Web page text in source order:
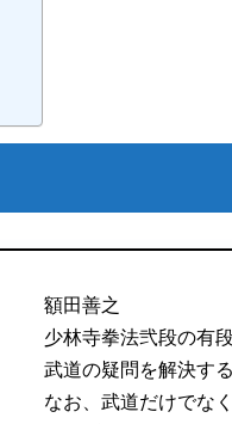
額田善之
少林寺拳法弐段の有段
武道の疑問を解決す
なお、武道だけでな